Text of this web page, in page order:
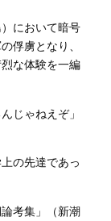
において暗号
俘虜となり、
な体験を一編
じゃねえぞ」
の先達であっ
考集」（新潮